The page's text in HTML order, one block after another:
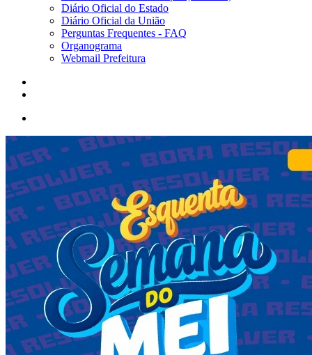
Diário Oficial do Estado
Diário Oficial da União
Perguntas Frequentes - FAQ
Organograma
Webmail Prefeitura